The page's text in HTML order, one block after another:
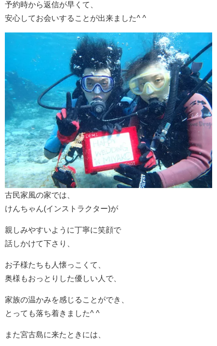
予約時から返信が早くて、
安心してお会いすることが出来ました^ ^
古民家風の家では、
けんちゃん(インストラクター)が
親しみやすいように丁寧に笑顔で
話しかけて下さり、
お子様たちも人懐っこくて、
奥様もおっとりした優しい人で、
家族の温かみを感じることができ、
とっても落ち着きました^ ^
また宮古島に来たときには、